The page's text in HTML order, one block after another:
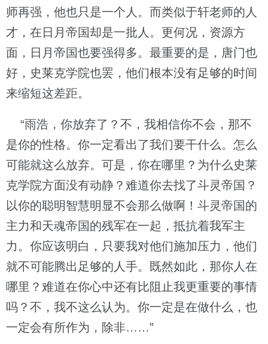
师再强，他也只是一个人。而类似于轩老师的人
才，在日月帝国却是一批人。更何况，资源方
面，日月帝国也要强得多。最重要的是，唐门也
好，史莱克学院也罢，他们根本没有足够的时间
来缩短这差距。
“雨浩，你放弃了？不，我相信你不会，那不
是你的性格。你一定看出了我们要干什么。怎么
可能就这么放弃。可是，你在哪里？为什么史莱
克学院方面没有动静？难道你去找了斗灵帝国？
以你的聪明智慧明显不会那么做啊！斗灵帝国的
主力和天魂帝国的残军在一起，抵抗着我军主
力。你应该明白，只要我对他们施加压力，他们
就不可能腾出足够的人手。既然如此，那你人在
哪里？难道在你心中还有比阻止我更重要的事情
吗？不，我不这么认为。你一定是在做什么，也
一定会有所作为，除非……”